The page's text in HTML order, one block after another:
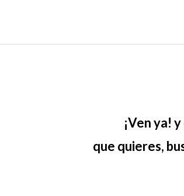
¡Ven ya!
que quieres,